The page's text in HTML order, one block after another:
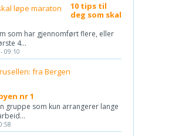
10 tips til
deg som skal
som har gjennomført flere, eller
4...
09:10
nr 1
gruppe som kun arrangerer lange